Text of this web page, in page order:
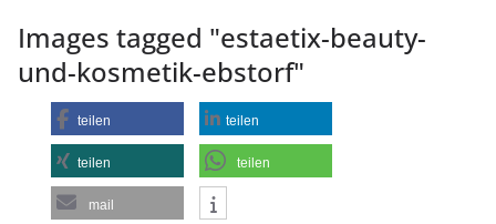
Images tagged "estaetix-beauty-
und-kosmetik-ebstorf"
teilen teilen
teilen teilen
mail